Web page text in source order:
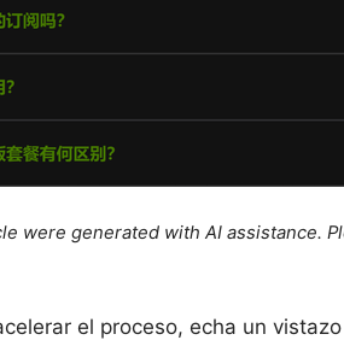
were generated with AI assistance.
el proceso, echa un